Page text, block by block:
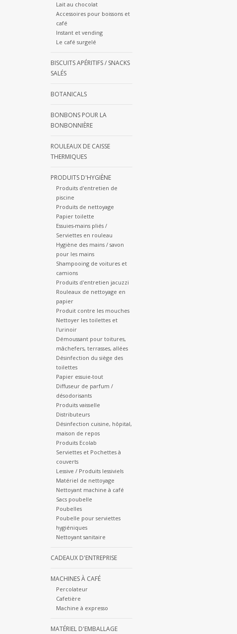
Lait au chocolat
Accessoires pour boissons et
café
Instant et vending
Le café surgelé
BISCUITS APÉRITIFS / SNACKS
SALÉS
BOTANICALS
BONBONS POUR LA
BONBONNIÈRE
ROULEAUX DE CAISSE
THERMIQUES
PRODUITS D'HYGIÈNE
Produits d'entretien de
piscine
Produits de nettoyage
Papier toilette
Essuies-mains pliés /
Serviettes en rouleau
Hygiène des mains / savon
pour les mains
Shampooing de voitures et
camions
Produits d'entretien jacuzzi
Rouleaux de nettoyage en
papier
Produit contre les mouches
Nettoyer les toilettes et
l'urinoir
Démoussant pour toitures,
mâchefers, terrasses, allées
Désinfection du siège des
toilettes
Papier essuie-tout
Diffuseur de parfum /
désodorisants
Produits vaisselle
Distributeurs
Désinfection cuisine, hôpital,
maison de repos
Produits Ecolab
Serviettes et Pochettes à
couverts
Lessive / Produits lessiviels
Matériel de nettoyage
Nettoyant machine à café
Sacs poubelle
Poubelles
Poubelle pour serviettes
hygiéniques
Nettoyant sanitaire
CADEAUX D'ENTREPRISE
MACHINES À CAFÉ
Percolateur
Cafetière
Machine à expresso
MATÉRIEL D'EMBALLAGE